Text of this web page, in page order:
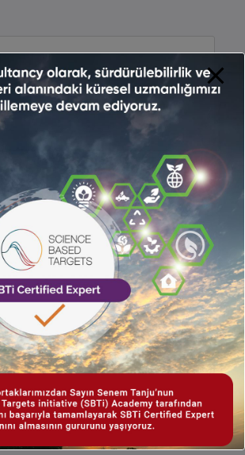
Yaklaşıyor mu? ESRS-40a Taslağı
Yeni “Anayasa”: ISO 14060 ve
Sıfır Yönetişimi
Stratejisi ve Eylem Planı
İçin Yeni Dönem Başlıyor